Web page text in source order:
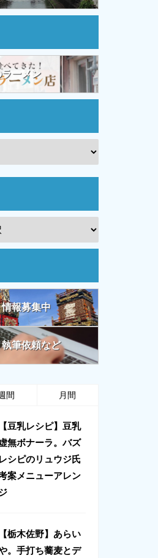
ーメン
報募集中
筆依頼など
間 月間
【豆乳レシピ】豆乳
無ボナーラ。バズ
レシピのリュウジ氏
案メニューアレン
【栃木佐野】あらい
。手打ち蕎麦とデ